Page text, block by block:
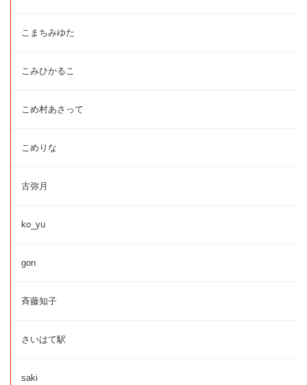
こまちみゆた
こみひかるこ
こめ村あさって
こめりな
古弥月
ko_yu
gon
斉藤知子
さいはて駅
saki